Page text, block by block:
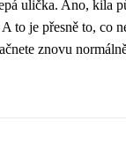
ulička. Ano, kila
to je přesně to, co
znovu